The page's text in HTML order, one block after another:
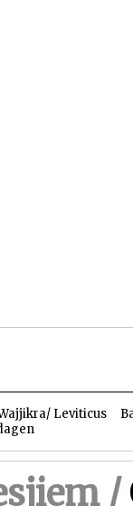
Leviticus
/